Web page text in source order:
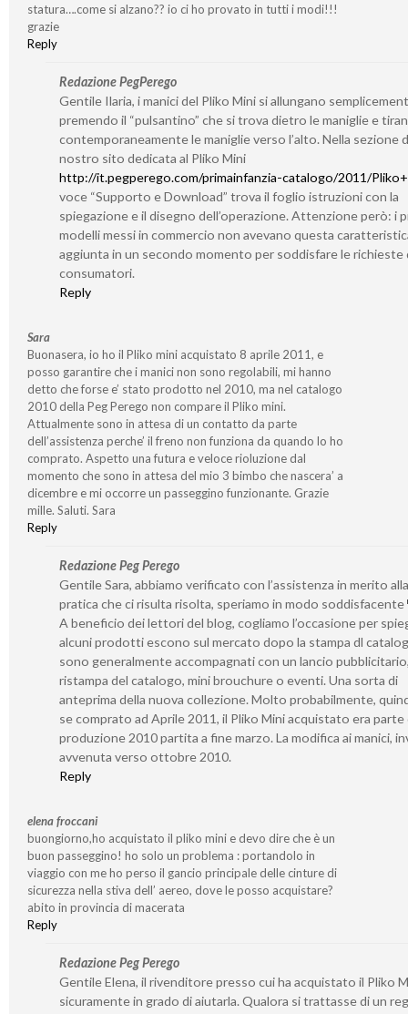
statura….come si alzano?? io ci ho provato in tutti i modi!!!
grazie
Reply
Redazione PegPerego
Gentile Ilaria, i manici del Pliko Mini si allungano
premendo il “pulsantino” che si trova dietro le maniglie e
contemporaneamente le maniglie verso l’alto. Nella sezione
nostro sito dedicata al Pliko Mini
http://it.pegperego.com/primainfanzia-catalogo/2011/
voce “Supporto e Download” trova il foglio istruzioni con la
spiegazione e il disegno dell’operazione. Attenzione però: i
modelli messi in commercio non avevano questa
aggiunta in un secondo momento per soddisfare le richieste
consumatori.
Reply
Sara
Buonasera, io ho il Pliko mini acquistato 8 aprile 2011, e
posso garantire che i manici non sono regolabili, mi hanno
detto che forse e’ stato prodotto nel 2010, ma nel catalogo
2010 della Peg Perego non compare il Pliko mini.
Attualmente sono in attesa di un contatto da parte
dell’assistenza perche’ il freno non funziona da quando lo ho
comprato. Aspetto una futura e veloce rioluzione dal
momento che sono in attesa del mio 3 bimbo che nascera’ a
dicembre e mi occorre un passeggino funzionante. Grazie
mille. Saluti. Sara
Reply
Redazione Peg Perego
Gentile Sara, abbiamo verificato con l’assistenza in merito
pratica che ci risulta risolta, speriamo in modo soddisfacente
A beneficio dei lettori del blog, cogliamo l’occasione per
alcuni prodotti escono sul mercato dopo la stampa dl
sono generalmente accompagnati con un lancio
ristampa del catalogo, mini brouchure o eventi. Una sorta di
anteprima della nuova collezione. Molto probabilmente,
se comprato ad Aprile 2011, il Pliko Mini acquistato era parte
produzione 2010 partita a fine marzo. La modifica ai manici,
avvenuta verso ottobre 2010.
Reply
elena froccani
buongiorno,ho acquistato il pliko mini e devo dire che è un
buon passeggino! ho solo un problema : portandolo in
viaggio con me ho perso il gancio principale delle cinture di
sicurezza nella stiva dell’ aereo, dove le posso acquistare?
abito in provincia di macerata
Reply
Redazione Peg Perego
Gentile Elena, il rivenditore presso cui ha acquistato il Pliko
sicuramente in grado di aiutarla. Qualora si trattasse di un